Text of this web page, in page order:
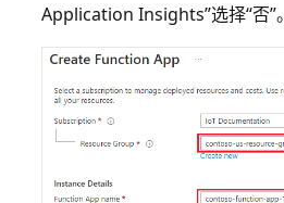
Application Insights”选择“否”。